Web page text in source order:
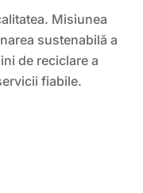
Misiunea
sustenabilă a
de reciclare a
fiabile.